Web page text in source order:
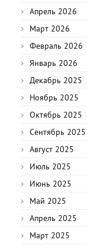
Апрель 2026
Март 2026
Февраль 2026
Январь 2026
Декабрь 2025
Ноябрь 2025
Октябрь 2025
Сентябрь 2025
Август 2025
Июль 2025
Июнь 2025
Май 2025
Апрель 2025
Март 2025